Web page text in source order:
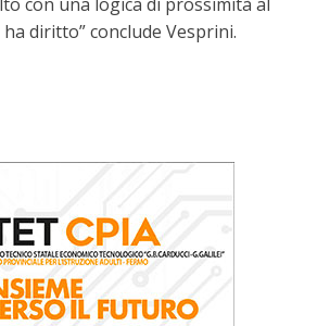
diritto” conclude Vesprini.